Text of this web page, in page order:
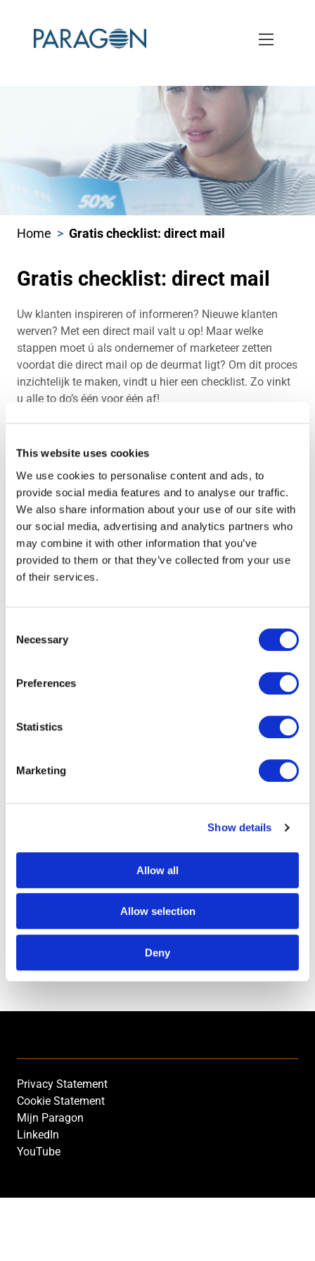
This website uses cookies
We use cookies to personalise content and ads, to
provide social media features and to analyse our traffic.
We also share information about your use of our site with
our social media, advertising and analytics partners who
may combine it with other information that you’ve
provided to them or that they’ve collected from your use
of their services.
Selection
Necessary
Preferences
Statistics
Marketing
Show details
Allow all
Allow selection
Deny
Kruimelpad
Home Gratis checklist: direct mail
Gratis checklist: direct mail
Uw klanten inspireren of informeren? Nieuwe klanten
werven? Met een direct mail valt u op! Maar welke
stappen moet ú als ondernemer of marketeer zetten
voordat die direct mail op de deurmat ligt? Om dit proces
inzichtelijk te maken, vindt u hier een checklist. Zo vinkt
u alle to do’s één voor één af!
Gratis checklist: direct mail
Laat hieronder je gegevens achter en ontvang de DM
Voornaam*
Telefoonnummer (optioneel)
Footer
NL
Privacy Statement
Cookie Statement
Mijn Paragon
LinkedIn
YouTube